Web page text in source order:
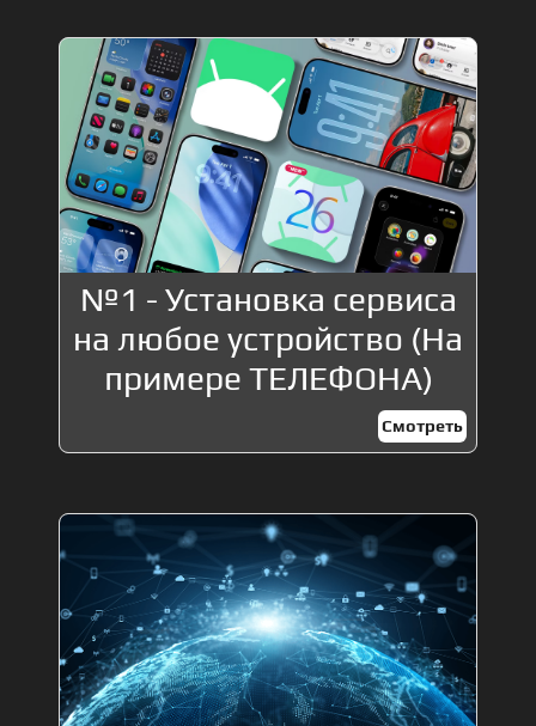
№1 - Установка сервиса
на любое устройство (На
примере ТЕЛЕФОНА)
Смотреть